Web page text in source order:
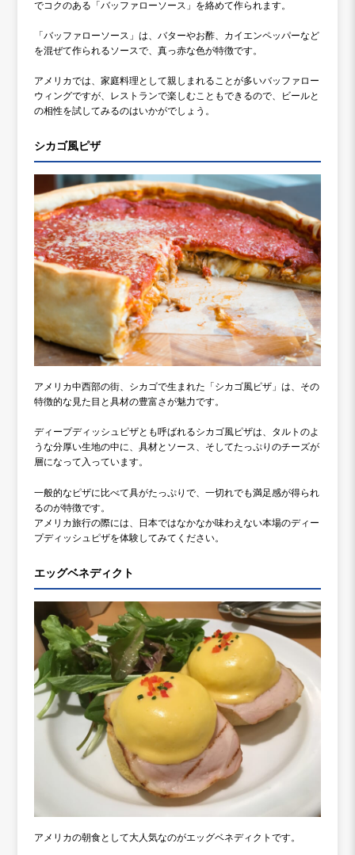
でコクのある「バッファローソース」を絡めて作られます。
「バッファローソース」は、バターやお酢、カイエンペッパーなど
を混ぜて作られるソースで、真っ赤な色が特徴です。
アメリカでは、家庭料理として親しまれることが多いバッファロー
ウィングですが、レストランで楽しむこともできるので、ビールと
の相性を試してみるのはいかがでしょう。
シカゴ風ピザ
アメリカ中西部の街、シカゴで生まれた「シカゴ風ピザ」は、その
特徴的な見た目と具材の豊富さが魅力です。
ディープディッシュピザとも呼ばれるシカゴ風ピザは、タルトのよ
うな分厚い生地の中に、具材とソース、そしてたっぷりのチーズが
層になって入っています。
一般的なピザに比べて具がたっぷりで、一切れでも満足感が得られ
るのが特徴です。
アメリカ旅行の際には、日本ではなかなか味わえない本場のディー
プディッシュピザを体験してみてください。
エッグベネディクト
アメリカの朝食として大人気なのがエッグベネディクトです。